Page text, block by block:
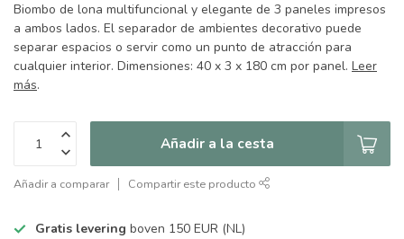
Biombo de lona multifuncional y elegante de 3 paneles impresos
a ambos lados. El separador de ambientes decorativo puede
separar espacios o servir como un punto de atracción para
cualquier interior. Dimensiones: 40 x 3 x 180 cm por panel. Leer
más.
Añadir a la cesta
Añadir a comparar Compartir este producto
Gratis levering boven 150 EUR (NL)